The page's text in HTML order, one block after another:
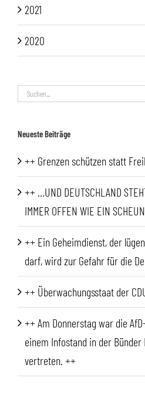
2021
2020
Suche
Neueste Beiträge
++ Grenzen schützen statt
++ …UND DEUTSCHLAND
IMMER OFFEN WIE EIN
++ Ein Geheimdienst, der
darf, wird zur Gefahr für die
++ Überwachungsstaat der
++ Am Donnerstag war die
einem Infostand in der Bünder
vertreten. ++